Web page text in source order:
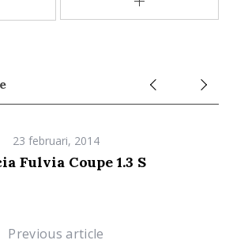
23 februari, 2014
Fulvia Coupe 1.3 S
Previous article